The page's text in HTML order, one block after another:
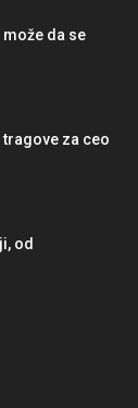
može da se
tragove za ceo
od